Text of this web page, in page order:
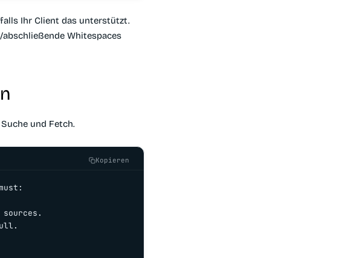
falls Ihr Client das unterstützt.
abschließende Whitespaces
und Fetch.
Kopieren